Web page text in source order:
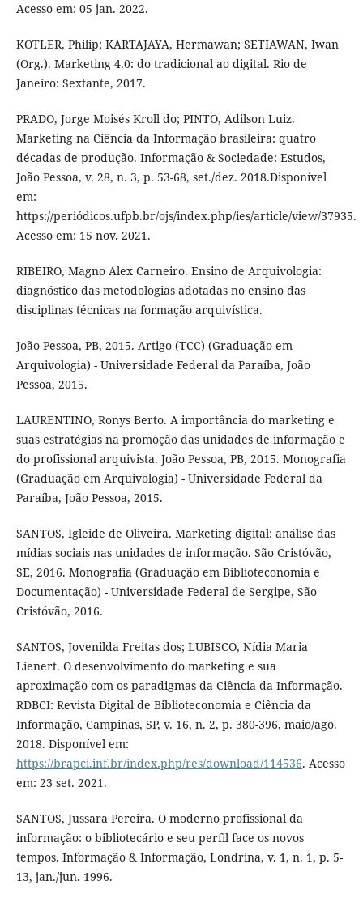
Acesso em: 05 jan. 2022.
KOTLER, Philip; KARTAJAYA, Hermawan; SETIAWAN, Iwan
(Org.). Marketing 4.0: do tradicional ao digital. Rio de
Janeiro: Sextante, 2017.
PRADO, Jorge Moisés Kroll do; PINTO, Adilson Luiz.
Marketing na Ciência da Informação brasileira: quatro
décadas de produção. Informação & Sociedade: Estudos,
João Pessoa, v. 28, n. 3, p. 53-68, set./dez. 2018.Disponível
em:
https://periódicos.ufpb.br/ojs/index.php/ies/article/view/37935.
Acesso em: 15 nov. 2021.
RIBEIRO, Magno Alex Carneiro. Ensino de Arquivologia:
diagnóstico das metodologias adotadas no ensino das
disciplinas técnicas na formação arquivística.
João Pessoa, PB, 2015. Artigo (TCC) (Graduação em
Arquivologia) - Universidade Federal da Paraíba, João
Pessoa, 2015.
LAURENTINO, Ronys Berto. A importância do marketing e
suas estratégias na promoção das unidades de informação e
do profissional arquivista. João Pessoa, PB, 2015. Monografia
(Graduação em Arquivologia) - Universidade Federal da
Paraíba, João Pessoa, 2015.
SANTOS, Igleide de Oliveira. Marketing digital: análise das
mídias sociais nas unidades de informação. São Cristóvão,
SE, 2016. Monografia (Graduação em Biblioteconomia e
Documentação) - Universidade Federal de Sergipe, São
Cristóvão, 2016.
SANTOS, Jovenilda Freitas dos; LUBISCO, Nídia Maria
Lienert. O desenvolvimento do marketing e sua
aproximação com os paradigmas da Ciência da Informação.
RDBCI: Revista Digital de Biblioteconomia e Ciência da
Informação, Campinas, SP, v. 16, n. 2, p. 380-396, maio/ago.
2018. Disponível em:
https://brapci.inf.br/index.php/res/download/114536. Acesso
em: 23 set. 2021.
SANTOS, Jussara Pereira. O moderno profissional da
informação: o bibliotecário e seu perfil face os novos
tempos. Informação & Informação, Londrina, v. 1, n. 1, p. 5-
13, jan./jun. 1996.